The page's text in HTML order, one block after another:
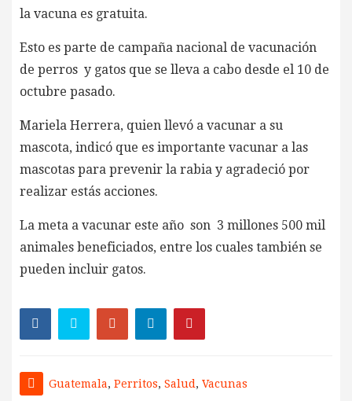
la vacuna es gratuita.
Esto es parte de campaña nacional de vacunación
de perros y gatos que se lleva a cabo desde el 10 de
octubre pasado.
Mariela Herrera, quien llevó a vacunar a su
mascota, indicó que es importante vacunar a las
mascotas para prevenir la rabia y agradeció por
realizar estás acciones.
La meta a vacunar este año son 3 millones 500 mil
animales beneficiados, entre los cuales también se
pueden incluir gatos.
Guatemala, Perritos, Salud , Vacunas